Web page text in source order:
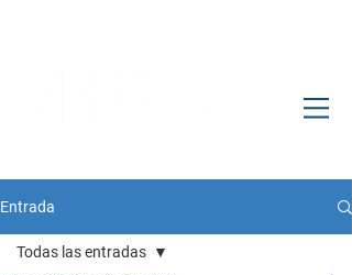
Entrada
Todas las entradas